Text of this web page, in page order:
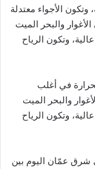
الأجواء معتدلة
والبحر الميت
وتكون الرياح
في أغلب
والبحر الميت
وتكون الرياح
شرق عمّان اليوم بين